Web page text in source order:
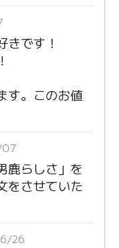
きです！
す。このお値
鹿らしさ」を
をさせていた
26